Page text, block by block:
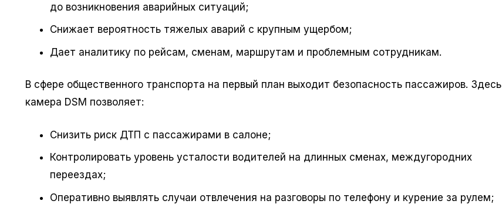
до возникновения аварийных ситуаций;
Снижает вероятность тяжелых аварий с крупным ущербом;
Дает аналитику по рейсам, сменам, маршрутам и проблемным сотрудникам.
В сфере общественного транспорта на первый план выходит безопасность пассажиров. Здесь
камера DSM позволяет:
Снизить риск ДТП с пассажирами в салоне;
Контролировать уровень усталости водителей на длинных сменах, междугородних
переездах;
Оперативно выявлять случаи отвлечения на разговоры по телефону и курение за рулем;